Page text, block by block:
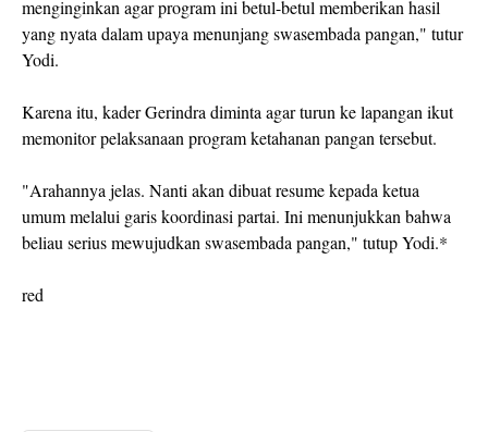
menginginkan agar program ini betul-betul memberikan hasil
yang nyata dalam upaya menunjang swasembada pangan," tutur
Yodi.
Karena itu, kader Gerindra diminta agar turun ke lapangan ikut
memonitor pelaksanaan program ketahanan pangan tersebut.
"Arahannya jelas. Nanti akan dibuat resume kepada ketua
umum melalui garis koordinasi partai. Ini menunjukkan bahwa
beliau serius mewujudkan swasembada pangan," tutup Yodi.*
red